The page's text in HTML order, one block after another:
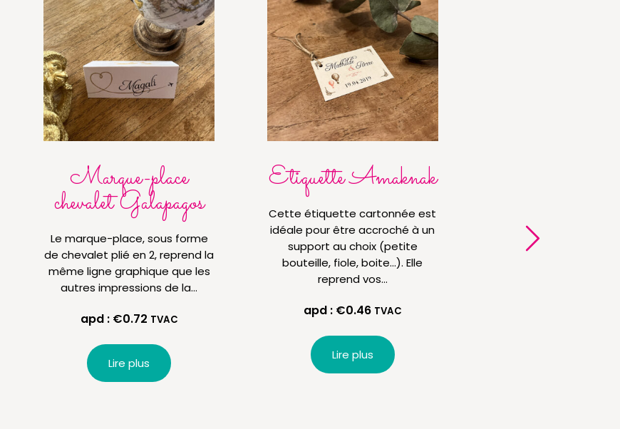
Marque-place
chevalet Galapagos
Le marque-place, sous forme
de chevalet plié en 2, reprend la
même ligne graphique que les
autres impressions de la…
apd : €0.72 TVAC
Lire plus
Etiquette Amaknak
Cette étiquette cartonnée est
idéale pour être accroché à un
support au choix (petite
bouteille, fiole, boite…). Elle
reprend vos…
apd : €0.46 TVAC
Lire plus
idéale pour être
support au choix